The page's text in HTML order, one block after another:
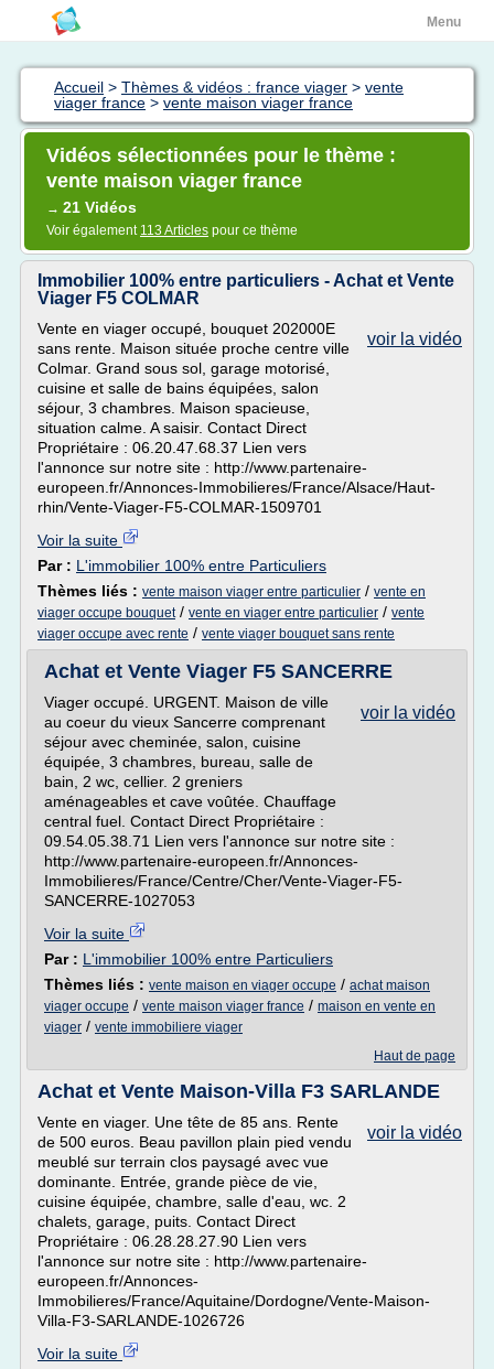
Menu
Accueil > Thèmes & vidéos : france viager > vente
viager france > vente maison viager france
Vidéos sélectionnées pour le thème :
vente maison viager france
→ 21 Vidéos
Voir également 113 Articles pour ce thème
Immobilier 100% entre particuliers - Achat et Vente
Viager F5 COLMAR
voir la vidéo
Vente en viager occupé, bouquet 202000E
sans rente. Maison située proche centre ville
Colmar. Grand sous sol, garage motorisé,
cuisine et salle de bains équipées, salon
séjour, 3 chambres. Maison spacieuse,
situation calme. A saisir. Contact Direct
Propriétaire : 06.20.47.68.37 Lien vers
l'annonce sur notre site : http://www.partenaire-
europeen.fr/Annonces-Immobilieres/France/Alsace/Haut-
rhin/Vente-Viager-F5-COLMAR-1509701
Voir la suite
Par : L'immobilier 100% entre Particuliers
Thèmes liés : vente maison viager entre particulier / vente en
viager occupe bouquet/ vente en viager entre particulier / vente
viager occupe avec rente / vente viager bouquet sans rente
Achat et Vente Viager F5 SANCERRE
voir la vidéo
Viager occupé. URGENT. Maison de ville
au coeur du vieux Sancerre comprenant
séjour avec cheminée, salon, cuisine
équipée, 3 chambres, bureau, salle de
bain, 2 wc, cellier. 2 greniers
aménageables et cave voûtée. Chauffage
central fuel. Contact Direct Propriétaire :
09.54.05.38.71 Lien vers l'annonce sur notre site :
http://www.partenaire-europeen.fr/Annonces-
Immobilieres/France/Centre/Cher/Vente-Viager-F5-
SANCERRE-1027053
Voir la suite
Par : L'immobilier 100% entre Particuliers
Thèmes liés : vente maison en viager occupe / achat maison
viager occupe / vente maison viager france / maison en vente en
viager / vente immobiliere viager
Haut de page
Achat et Vente Maison-Villa F3 SARLANDE
voir la vidéo
Vente en viager. Une tête de 85 ans. Rente
de 500 euros. Beau pavillon plain pied vendu
meublé sur terrain clos paysagé avec vue
dominante. Entrée, grande pièce de vie,
cuisine équipée, chambre, salle d'eau, wc. 2
chalets, garage, puits. Contact Direct
Propriétaire : 06.28.28.27.90 Lien vers
l'annonce sur notre site : http://www.partenaire-
europeen.fr/Annonces-
Immobilieres/France/Aquitaine/Dordogne/Vente-Maison-
Villa-F3-SARLANDE-1026726
Voir la suite